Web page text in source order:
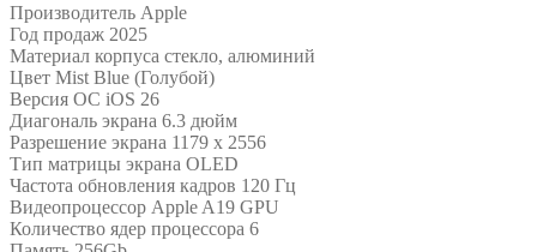
Производитель Apple
Год продаж 2025
Материал корпуса стекло, алюминий
Цвет Mist Blue (Голубой)
Версия ОС iOS 26
Диагональ экрана 6.3 дюйм
Разрешение экрана 1179 x 2556
Тип матрицы экрана OLED
Частота обновления кадров 120 Гц
Видеопроцессор Apple A19 GPU
Количество ядер процессора 6